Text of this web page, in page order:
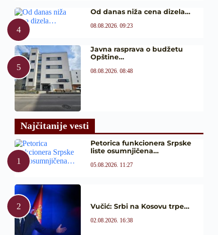
Od danas niža cena dizela…
08.08.2026. 09:23
Javna rasprava o budžetu
Opštine…
08.08.2026. 08:48
Najčitanije vesti
Petorica funkcionera Srpske
liste osumnjičena…
05.08.2026. 11:27
Vučić: Srbi na Kosovu trpe…
02.08.2026. 16:38